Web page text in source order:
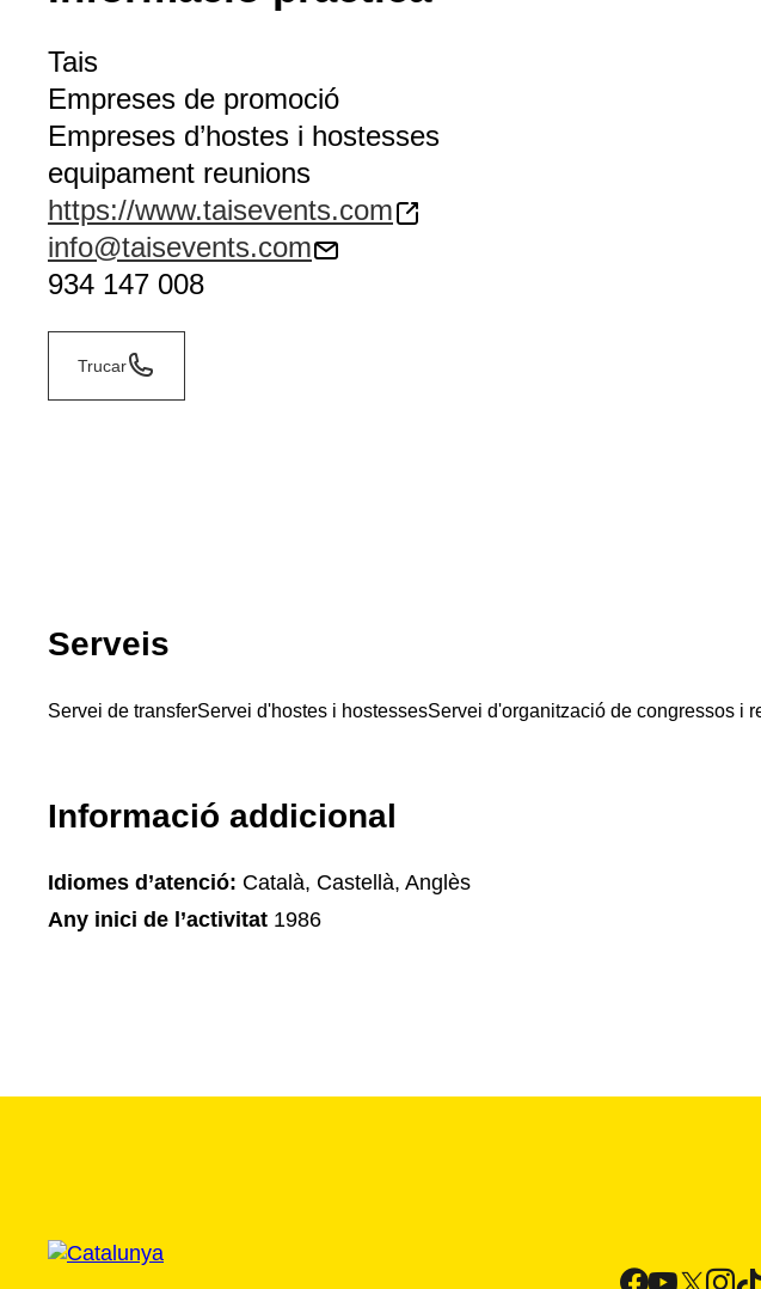
Tais
Empreses de promoció
Empreses d’hostes i hostesses
equipament reunions
https://www.taisevents.com
info@taisevents.com
934 147 008
Trucar
Serveis
Servei de transferServei d'hostes i hostessesServei d'organització de congressos i
Informació addicional
Idiomes d’atenció: Català, Castellà, Anglès
Any inici de l’activitat 1986